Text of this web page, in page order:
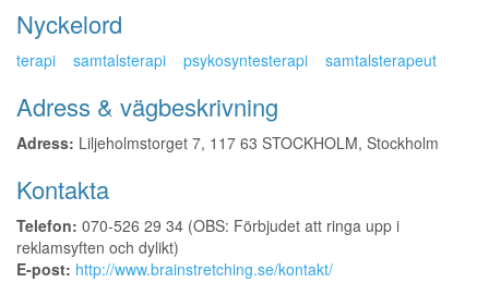
Nyckelord
terapi samtalsterapi psykosyntesterapi samtalsterapeut
Adress & vägbeskrivning
Adress: Liljeholmstorget 7, 117 63 STOCKHOLM, Stockholm
Kontakta
Telefon: 070-526 29 34 (OBS: Förbjudet att ringa upp i
reklamsyften och dylikt)
E-post: http://www.brainstretching.se/kontakt/